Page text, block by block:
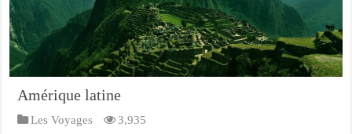
Amérique latine
Les Voyages 3,935